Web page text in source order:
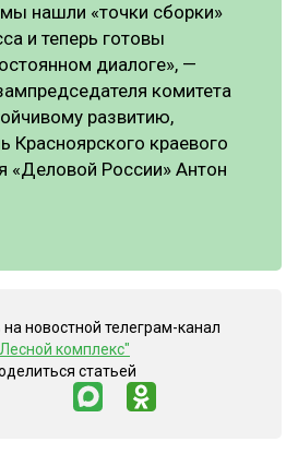
мы нашли «точки сборки»
и теперь готовы
диалоге», —
комитета
развитию,
Красноярского краевого
«Деловой России» Антон
новостной телеграм-канал
комплекс"
статьей